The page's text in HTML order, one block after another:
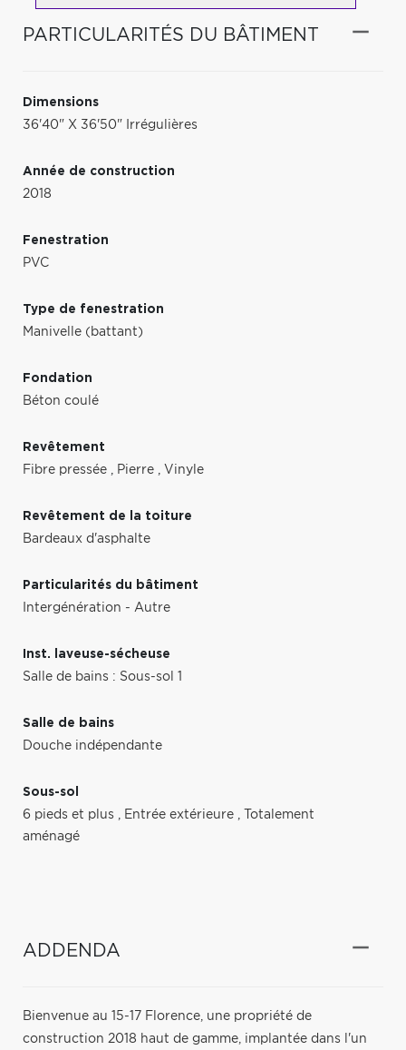
PARTICULARITÉS DU BÂTIMENT
Dimensions
36'40" X 36'50" Irrégulières
Année de construction
2018
Fenestration
PVC
Type de fenestration
Manivelle (battant)
Fondation
Béton coulé
Revêtement
Fibre pressée , Pierre , Vinyle
Revêtement de la toiture
Bardeaux d'asphalte
Particularités du bâtiment
Intergénération - Autre
Inst. laveuse-sécheuse
Salle de bains : Sous-sol 1
Salle de bains
Douche indépendante
Sous-sol
6 pieds et plus , Entrée extérieure ,
Totalement
aménagé
ADDENDA
Bienvenue au 15-17 Florence, une propriété de
construction 2018 haut de gamme, implantée dans l'un